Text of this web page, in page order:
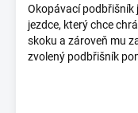
Okopávací podbřišník
jezdce, který chce
skoku a zároveň mu
zvolený podbřišník